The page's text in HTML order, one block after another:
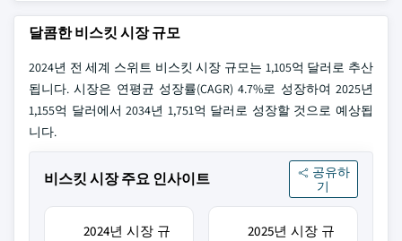
달콤한 비스킷 시장 규모
2024년 전 세계 스위트 비스킷 시장 규모는 1,105억 달러로 추산
됩니다. 시장은 연평균 성장률(CAGR) 4.7%로 성장하여 2025년
1,155억 달러에서 2034년 1,751억 달러로 성장할 것으로 예상됩
니다.
비스킷 시장 주요 인사이트
공유하
기
2024년 시장 규
2025년 시장 규